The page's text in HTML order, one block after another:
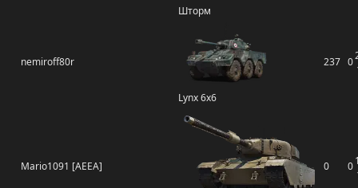
Шторм
nemiroff80r
Lynx 6x6
237 0
Mario1091 [AEEA] 0 0